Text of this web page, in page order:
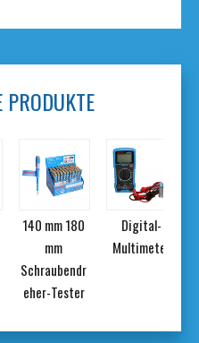
PRODUKTE
140 mm 180
mm
Schraubendr
eher-Tester
Digital-
Multimeter